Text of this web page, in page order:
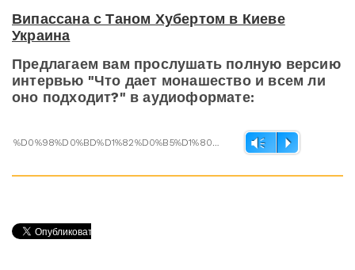
Випассана с Таном Хубертом в Киеве
Украина
Предлагаем вам прослушать полную версию
интервью "Что дает монашество и всем ли
оно подходит?" в аудиоформате:
%D0%98%D0%BD%D1%82%D0%B5%D1%80%D0%B2%D1%8C%D1%8E %D0%A2%D0%B0%D0%BD %D0%A5%D1%83%D0%B1%D0%B5%D1%80%D1%82.mp3 Vm P